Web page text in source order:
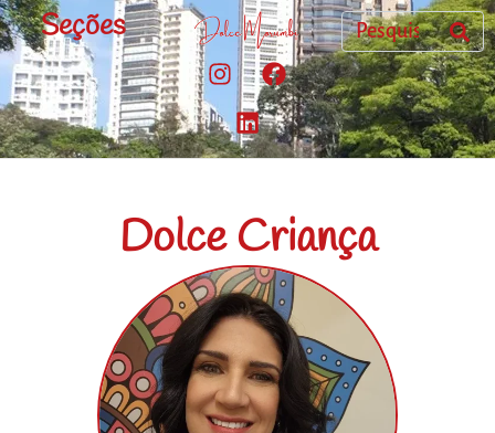
Seções
Dolce Criança